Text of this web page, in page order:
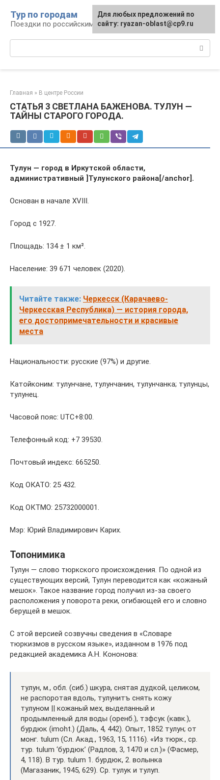
контенту
Тур по городам
Поездки по российским городам
Главная » В центре России
СТАТЬЯ 3 СВЕТЛАНА БАЖЕНОВА. ТУЛУН —
ТАЙНЫ СТАРОГО ГОРОДА.
Тулун — город в Иркутской области,
административный ]Тулунского района[/anchor].
Основан в начале XVIII.
Город с 1927.
Площадь: 134 ± 1 км².
Население: 39 671 человек (2020).
Читайте также: Черкесск (Карачаево-
Черкесская Республика) — история города,
его достопримечательности и красивые
места
Национальности: русские (97%) и другие.
Катойконим: тулунчане, тулунчанин, тулунчанка; тулунцы,
тулунец.
Часовой пояс: UTC+8:00.
Телефонный код: +7 39530.
Почтовый индекс: 665250.
Код ОКАТО: 25 432.
Код ОКТМО: 25732000001.
Мэр: Юрий Владимирович Карих.
Топонимика
Тулун — слово тюркского происхождения. По одной из
существующих версий, Тулун переводится как «кожаный
мешок». Такое название город получил из-за своего
расположения у поворота реки, огибающей его и словно
берущей в мешок.
С этой версией созвучны сведения в «Словаре
тюркизмов в русском языке», изданном в 1976 под
редакцией академика А.Н. Кононова:
тулун, м., обл. (сиб.) шкура, снятая дудкой, целиком,
не распоротая вдоль, тулунитъ снять кожу
тулуном || кожаный мех, выделанный и
продымленный для воды (оренб.), тзфсук (кавк.),
бурдюк (imoht.) (Даль, 4, 442). Опыт, 1852 тулун; от
монг. tulum (Сл. Акад., 1963, 15, 1116). «Из тюрк., ср.
тур. tulum ‘бурдюк’ (Радлов, 3, 1470 и сл.)» (Фасмер,
4, 118). В тур. tulum 1. бурдюк, 2. волынка
(Магазаник, 1945, 629). Ср. тулук и тулуп.
Для любых предложений по
сайту: ryazan-oblast@cp9.ru